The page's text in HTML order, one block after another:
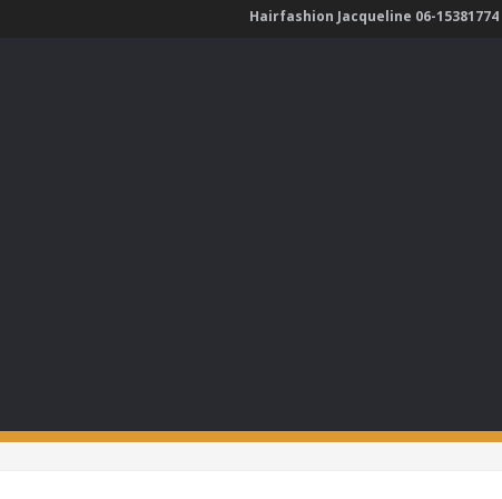
Hairfashion Jacqueline 06-15381774